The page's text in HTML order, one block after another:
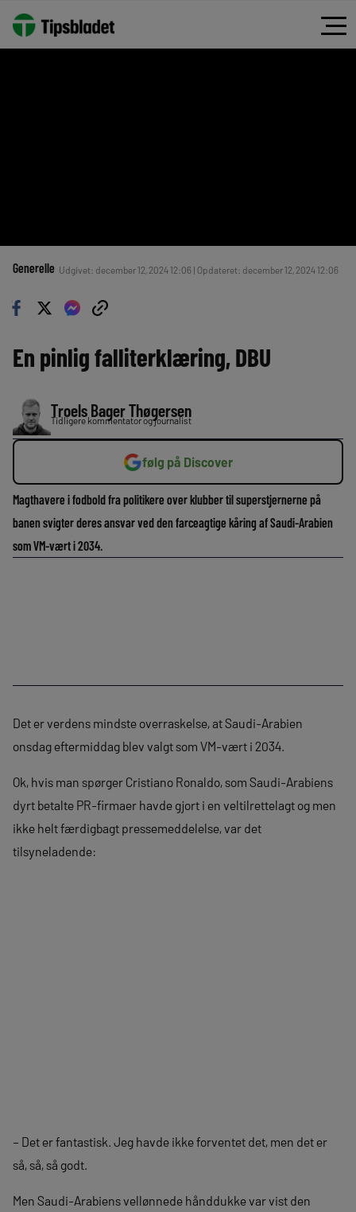
Generelle Udgivet: december 12, 2024 12:06 | Opdateret: december 12, 2024 12:06
En pinlig falliterklæring, DBU
Troels Bager Thøgersen
Tidligere kommentator og journalist
følg på Discover
Magthavere i fodbold fra politikere over klubber til superstjernerne på
banen svigter deres ansvar ved den farceagtige kåring af Saudi-Arabien
som VM-vært i 2034.
Det er verdens mindste overraskelse, at Saudi-Arabien
onsdag eftermiddag blev valgt som VM-vært i 2034.
Ok, hvis man spørger Cristiano Ronaldo, som Saudi-Arabiens
dyrt betalte PR-firmaer havde gjort i en veltilrettelagt og men
ikke helt færdigbagt pressemeddelelse, var det
tilsyneladende:
– Det er fantastisk. Jeg havde ikke forventet det, men det er
så, så, så godt.
Men Saudi-Arabiens vellønnede hånddukke var vist den